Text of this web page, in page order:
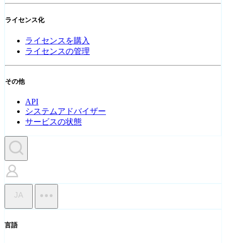
ライセンス化
ライセンスを購入
ライセンスの管理
その他
API
システムアドバイザー
サービスの状態
JA
言語